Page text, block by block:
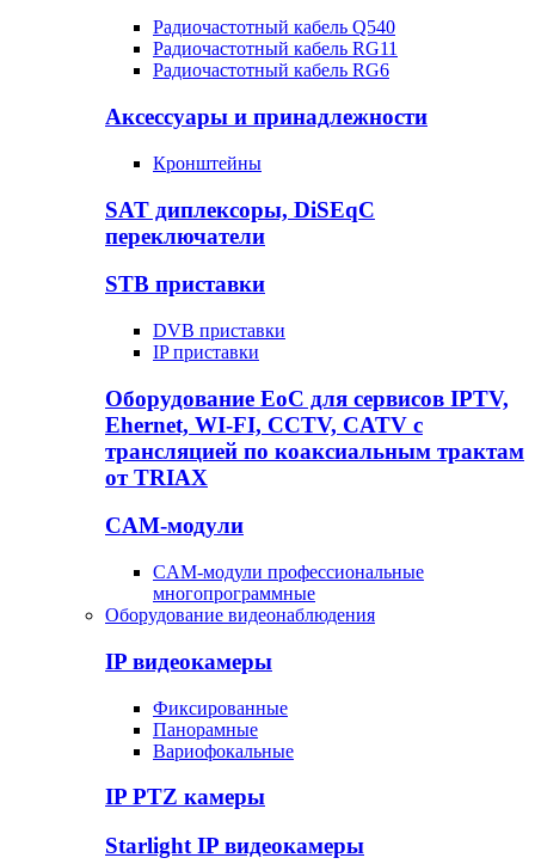
Радиочастотный кабель Q540
Радиочастотный кабель RG11
Радиочастотный кабель RG6
Аксессуары и принадлежности
Кронштейны
SAT диплексоры, DiSEqC
переключатели
STB приставки
DVB приставки
IP приставки
Оборудование EoC для сервисов IPTV,
Ehernet, WI-FI, CCTV, CATV c
трансляцией по коаксиальным трактам
от TRIAX
CAM-модули
CAM-модули профессиональные
многопрограммные
Оборудование видеонаблюдения
IP видеокамеры
Фиксированные
Панорамные
Вариофокальные
IP PTZ камеры
Starlight IP видеокамеры